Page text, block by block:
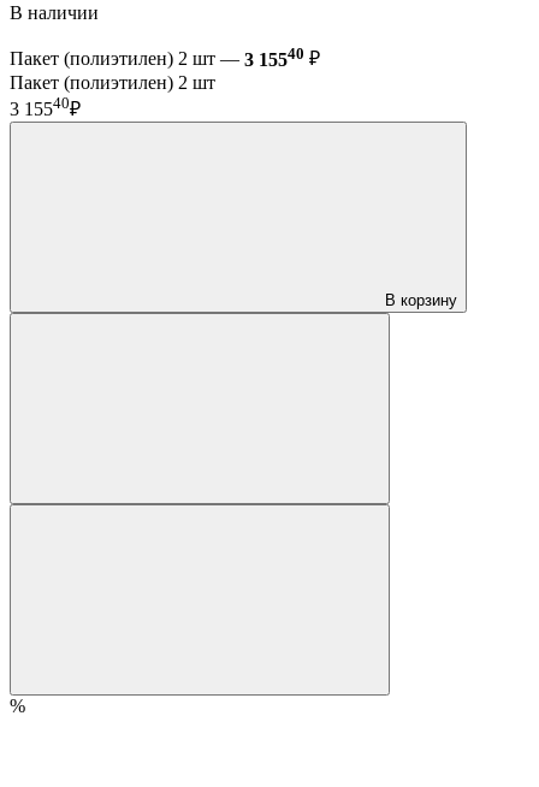
В наличии
Пакет (полиэтилен) 2 шт — 3 15540 ₽
Пакет (полиэтилен) 2 шт
3 15540₽
В корзину
%